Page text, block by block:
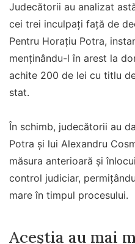
Judecătorii au analizat
cei trei inculpați față de
Pentru Horațiu Potra,
menținându-l în arest la
achite 200 de lei cu titlu
stat.
În schimb, judecătorii au
Potra și lui Alexandru
măsura anterioară și
control judiciar,
mare în timpul procesului.
Aceștia au mai